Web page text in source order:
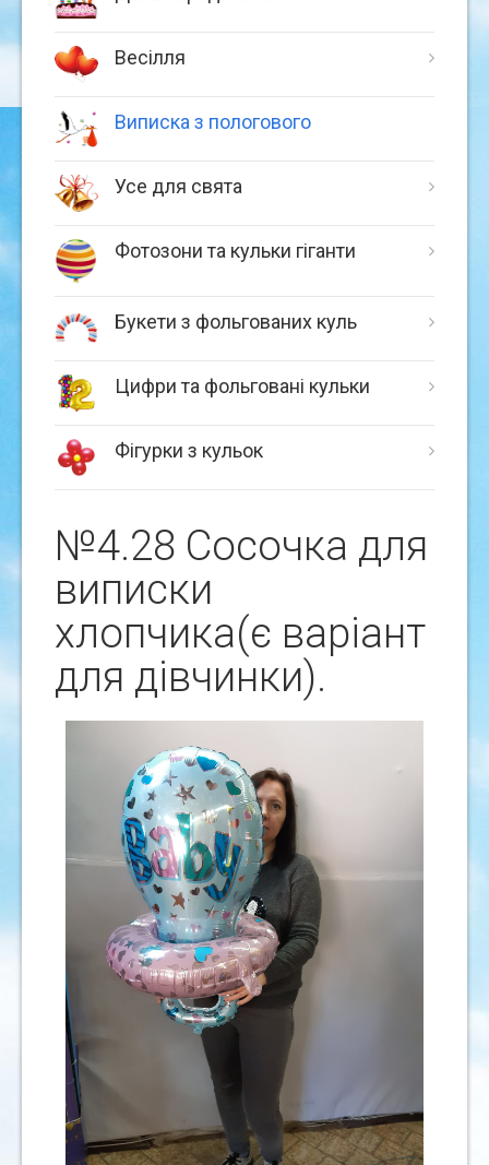
Весілля
Виписка з пологового
Усе для свята
Фотозони та кульки гіганти
Букети з фольгованих куль
Цифри та фольговані кульки
Фігурки з кульок
№4.28 Сосочка для
виписки
хлопчика(є варіант
для дівчинки).